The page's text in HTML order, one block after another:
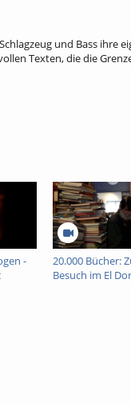
und Bass ihre
Texten, die die
-
20.000 Bücher:
Besuch im El